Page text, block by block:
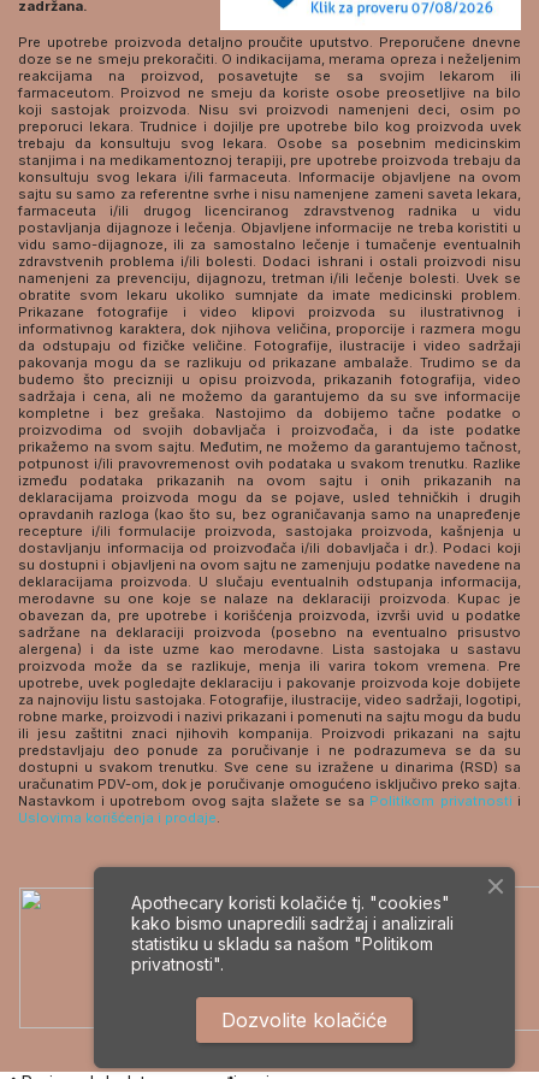
zadržana.
Pre upotrebe proizvoda detaljno proučite uputstvo. Preporučene dnevne
doze se ne smeju prekoračiti. O indikacijama, merama opreza i neželjenim
reakcijama na proizvod, posavetujte se sa svojim lekarom ili
farmaceutom. Proizvod ne smeju da koriste osobe preosetljive na bilo
koji sastojak proizvoda. Nisu svi proizvodi namenjeni deci, osim po
preporuci lekara. Trudnice i dojilje pre upotrebe bilo kog proizvoda uvek
trebaju da konsultuju svog lekara. Osobe sa posebnim medicinskim
stanjima i na medikamentoznoj terapiji, pre upotrebe proizvoda trebaju da
konsultuju svog lekara i/ili farmaceuta. Informacije objavljene na ovom
sajtu su samo za referentne svrhe i nisu namenjene zameni saveta lekara,
farmaceuta i/ili drugog licenciranog zdravstvenog radnika u vidu
postavljanja dijagnoze i lečenja. Objavljene informacije ne treba koristiti u
vidu samo-dijagnoze, ili za samostalno lečenje i tumačenje eventualnih
zdravstvenih problema i/ili bolesti. Dodaci ishrani i ostali proizvodi nisu
namenjeni za prevenciju, dijagnozu, tretman i/ili lečenje bolesti. Uvek se
obratite svom lekaru ukoliko sumnjate da imate medicinski problem.
Prikazane fotografije i video klipovi proizvoda su ilustrativnog i
informativnog karaktera, dok njihova veličina, proporcije i razmera mogu
da odstupaju od fizičke veličine. Fotografije, ilustracije i video sadržaji
pakovanja mogu da se razlikuju od prikazane ambalaže. Trudimo se da
budemo što precizniji u opisu proizvoda, prikazanih fotografija, video
sadržaja i cena, ali ne možemo da garantujemo da su sve informacije
kompletne i bez grešaka. Nastojimo da dobijemo tačne podatke o
proizvodima od svojih dobavljača i proizvođača, i da iste podatke
prikažemo na svom sajtu. Međutim, ne možemo da garantujemo tačnost,
potpunost i/ili pravovremenost ovih podataka u svakom trenutku. Razlike
između podataka prikazanih na ovom sajtu i onih prikazanih na
deklaracijama proizvoda mogu da se pojave, usled tehničkih i drugih
opravdanih razloga (kao što su, bez ograničavanja samo na unapređenje
recepture i/ili formulacije proizvoda, sastojaka proizvoda, kašnjenja u
dostavljanju informacija od proizvođača i/ili dobavljača i dr.). Podaci koji
su dostupni i objavljeni na ovom sajtu ne zamenjuju podatke navedene na
deklaracijama proizvoda. U slučaju eventualnih odstupanja informacija,
merodavne su one koje se nalaze na deklaraciji proizvoda. Kupac je
obavezan da, pre upotrebe i korišćenja proizvoda, izvrši uvid u podatke
sadržane na deklaraciji proizvoda (posebno na eventualno prisustvo
alergena) i da iste uzme kao merodavne. Lista sastojaka u sastavu
proizvoda može da se razlikuje, menja ili varira tokom vremena. Pre
upotrebe, uvek pogledajte deklaraciju i pakovanje proizvoda koje dobijete
za najnoviju listu sastojaka. Fotografije, ilustracije, video sadržaji, logotipi,
robne marke, proizvodi i nazivi prikazani i pomenuti na sajtu mogu da budu
ili jesu zaštitni znaci njihovih kompanija. Proizvodi prikazani na sajtu
predstavljaju deo ponude za poručivanje i ne podrazumeva se da su
dostupni u svakom trenutku. Sve cene su izražene u dinarima (RSD) sa
uračunatim PDV-om, dok je poručivanje omogućeno isključivo preko sajta.
Nastavkom i upotrebom ovog sajta slažete se sa Politikom privatnosti i
Uslovima korišćenja i prodaje
Apothecary koristi kolačiće tj. "cookies"
kako bismo unapredili sadržaj i analizirali
statistiku u skladu sa našom "Politikom
privatnosti".
Dozvolite kolačiće